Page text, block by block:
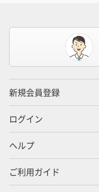
新規会員登録
ログイン
ヘルプ
ご利用ガイド